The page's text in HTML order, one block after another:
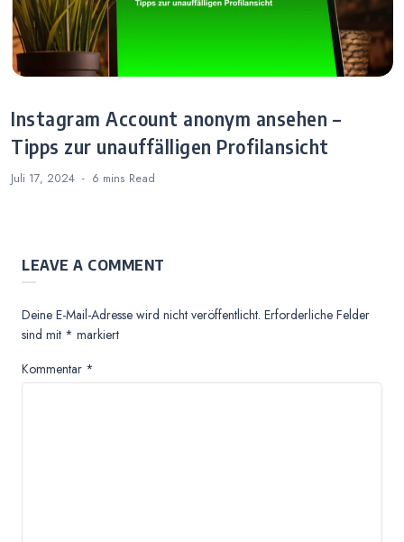
Instagram Account anonym ansehen –
Tipps zur unauffälligen Profilansicht
Juli 17, 2024 6 mins Read
LEAVE A COMMENT
Deine E-Mail-Adresse wird nicht veröffentlicht. Erforderliche Felder
sind mit * markiert
Kommentar *